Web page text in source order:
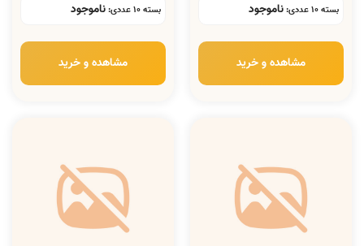
بسته 10 عددی: ناموجود
مشاهده و خرید
بسته 10 عددی: ناموجود
مشاهده و خرید